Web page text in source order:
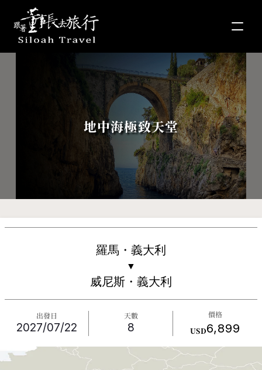
地中海極致天堂
羅馬・義大利
▼
威尼斯・義大利
出發日
2027/07/22
天數
8
價格
USD6,899